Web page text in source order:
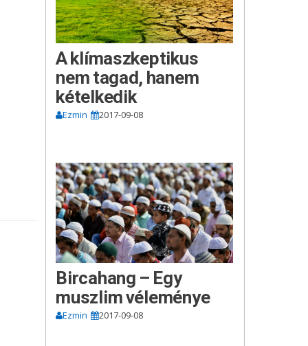
A klímaszkeptikus
nem tagad, hanem
kételkedik
Ezmin 2017-09-08
Bircahang – Egy
muszlim véleménye
Ezmin 2017-09-08